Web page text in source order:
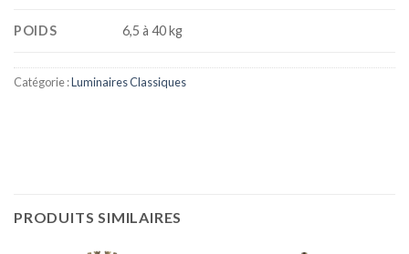
POIDS 6,5 à 40 kg
Catégorie :Luminaires Classiques
PRODUITS SIMILAIRES